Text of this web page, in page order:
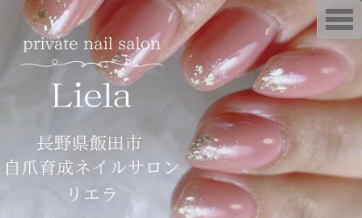
T
o
g
g
a
v
i
g
o